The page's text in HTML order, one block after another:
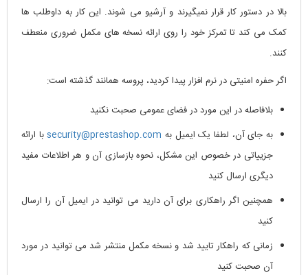
بالا در دستور کار قرار نمیگیرند و آرشیو می شوند. این کار به داوطلب ها
کمک می کند تا تمرکز خود را روی ارائه نسخه های مکمل ضروری منعطف
کنند.
اگر حفره امنیتی در نرم افزار پیدا کردید، پروسه همانند گذشته است:
بلافاصله در این مورد در فضای عمومی صحبت نکنید
به جای آن، لطفا یک ایمیل به security@prestashop.comبا ارائه
جزییاتی در خصوص این مشکل، نحوه بازسازی آن و هر اطلاعات مفید
دیگری ارسال کنید
همچنین اگر راهکاری برای آن دارید می توانید در ایمیل آن را ارسال
کنید
زمانی که راهکار تایید شد و نسخه مکمل منتشر شد می توانید در مورد
آن صحبت کنید